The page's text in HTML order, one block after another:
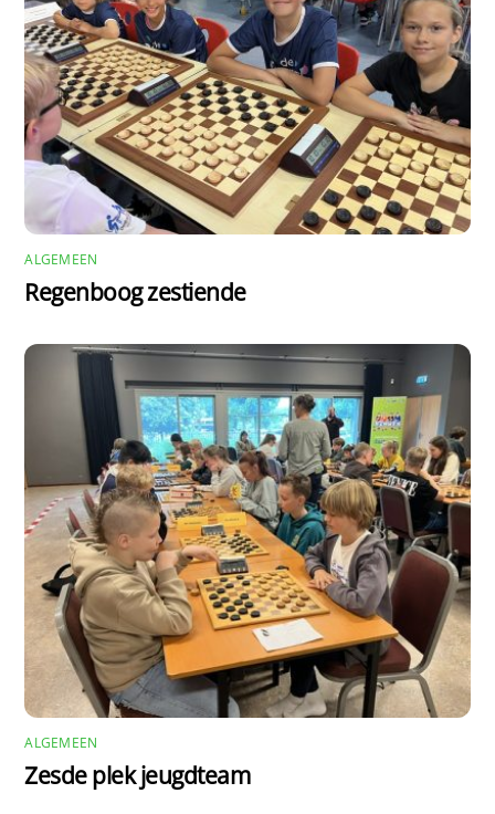
ALGEMEEN
Regenboog zestiende
ALGEMEEN
Zesde plek jeugdteam